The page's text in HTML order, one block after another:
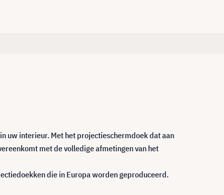
uw interieur. Met het projectieschermdoek dat aan
met de volledige afmetingen van het
die in Europa worden geproduceerd.